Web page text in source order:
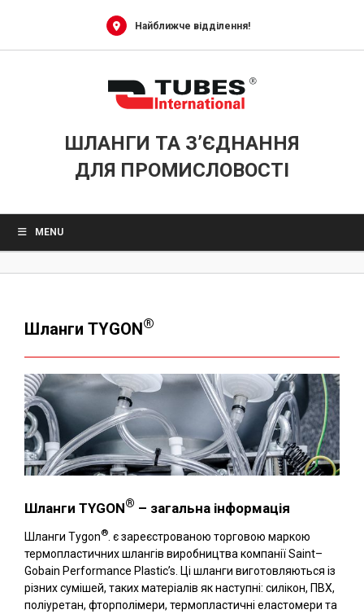
Найближче відділення!
ШЛАНГИ ТА З’ЄДНАННЯ
ДЛЯ ПРОМИСЛОВОСТІ
MENU
Шланги TYGON®
Шланги TYGON® – загальна інформація
Шланги Tygon®. є зареєстрованою торговою маркою
термопластичних шлангів виробництва компанії Saint–
Gobain Performance Plastic’s. Ці шланги виготовляються із
різних сумішей, таких матеріалів як наступні: силікон, ПВХ,
поліуретан, фторполімери, термопластичні еластомери та